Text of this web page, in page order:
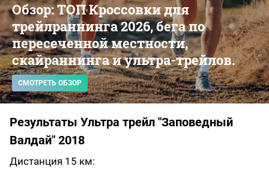
Обзор: ТОП Кроссовки для
трейлраннинга 2026, бега по
пересеченной местности,
скайраннинга и ультра-трейлов.
СМОТРЕТЬ ОБЗОР
Результаты Ультра трейл "Заповедный
Валдай" 2018
Дистанция 15 км: